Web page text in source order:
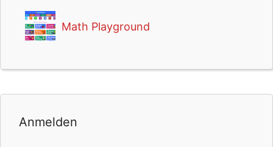
Math Playground
Anmelden